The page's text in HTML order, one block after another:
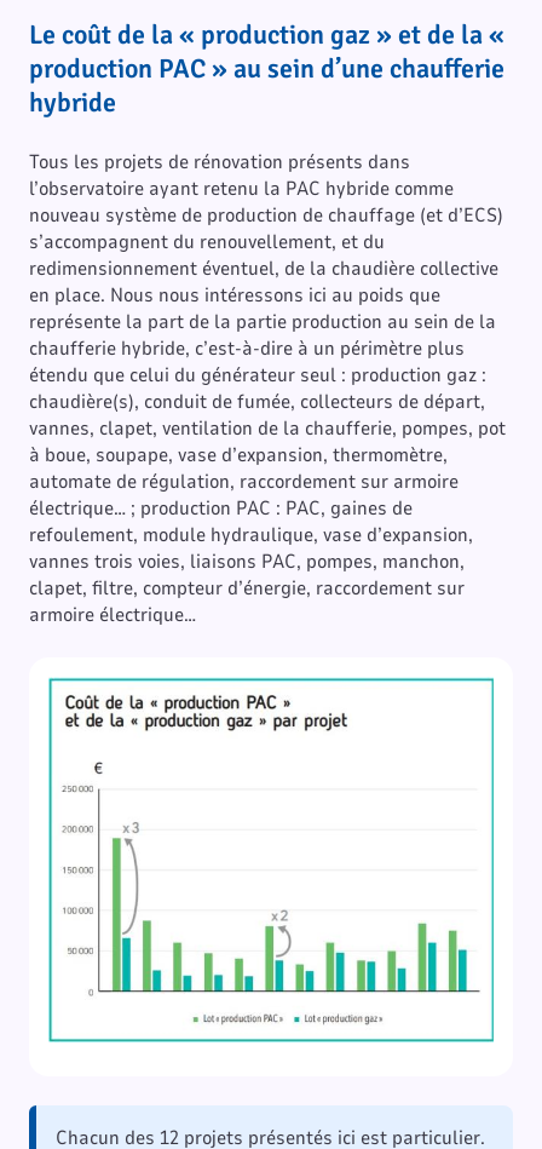
Le coût de la « production gaz » et de la «
production PAC » au sein d’une chaufferie
hybride
Tous les projets de rénovation présents dans
l’observatoire ayant retenu la PAC hybride comme
nouveau système de production de chauffage (et d’ECS)
s’accompagnent du renouvellement, et du
redimensionnement éventuel, de la chaudière collective
en place. Nous nous intéressons ici au poids que
représente la part de la partie production au sein de la
chaufferie hybride, c’est-à-dire à un périmètre plus
étendu que celui du générateur seul : production gaz :
chaudière(s), conduit de fumée, collecteurs de départ,
vannes, clapet, ventilation de la chaufferie, pompes, pot
à boue, soupape, vase d’expansion, thermomètre,
automate de régulation, raccordement sur armoire
électrique… ; production PAC : PAC, gaines de
refoulement, module hydraulique, vase d’expansion,
vannes trois voies, liaisons PAC, pompes, manchon,
clapet, filtre, compteur d’énergie, raccordement sur
armoire électrique…
Chacun des 12 projets présentés ici est particulier.